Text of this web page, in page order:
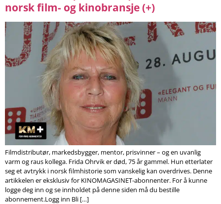
norsk film- og kinobransje (+)
Filmdistributør, markedsbygger, mentor, prisvinner – og en uvanlig
varm og raus kollega. Frida Ohrvik er død, 75 år gammel. Hun etterlater
seg et avtrykk i norsk filmhistorie som vanskelig kan overdrives. Denne
artikkelen er eksklusiv for KINOMAGASINET-abonnenter. For å kunne
logge deg inn og se innholdet på denne siden må du bestille
abonnement.Logg inn Bli […]